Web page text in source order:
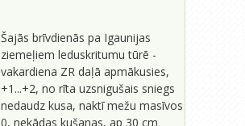
Šajās brīvdienās pa Igaunijas
ziemeļiem leduskritumu tūrē -
vakardiena ZR daļā apmākusies,
+1...+2, no rīta uzsnigušais sniegs
nedaudz kusa, naktī mežu masīvos
0, nekādas kušanas, ap 30 cm